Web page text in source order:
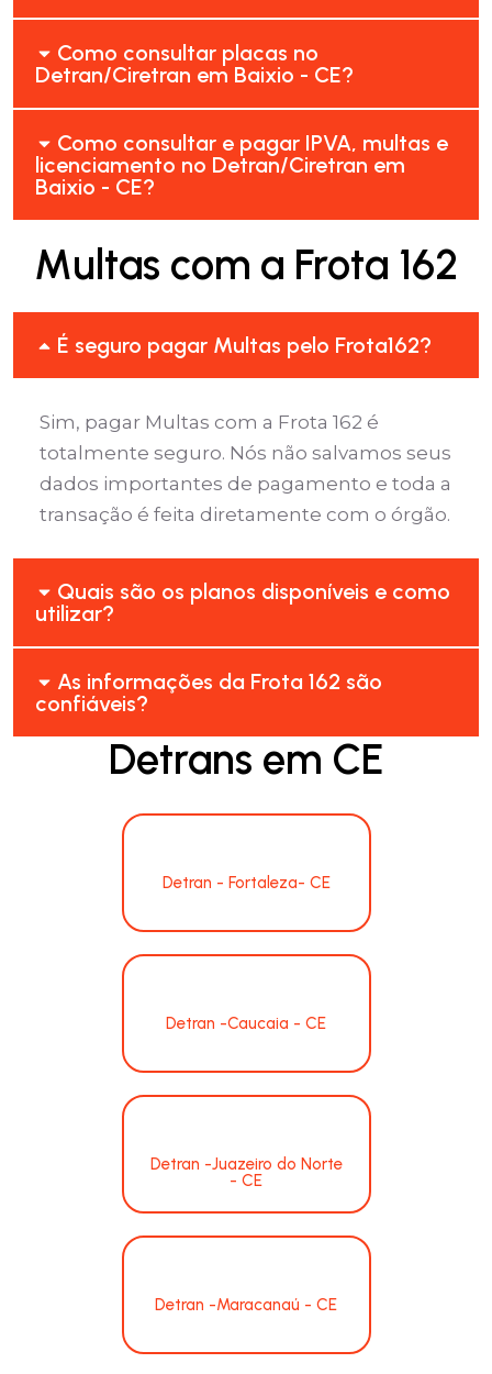
Como consultar placas no
Detran/Ciretran em Baixio - CE?
Como consultar e pagar IPVA, multas e
licenciamento no Detran/Ciretran em
Baixio - CE?
Multas com a Frota 162
É seguro pagar Multas pelo Frota162?
Sim, pagar Multas com a Frota 162 é
totalmente seguro. Nós não salvamos seus
dados importantes de pagamento e toda a
transação é feita diretamente com o órgão.
Quais são os planos disponíveis e como
utilizar?
As informações da Frota 162 são
confiáveis?
Detrans em CE
Detran - Fortaleza- CE
Detran -Caucaia - CE
Detran -Juazeiro do Norte
- CE
Detran -Maracanaú - CE